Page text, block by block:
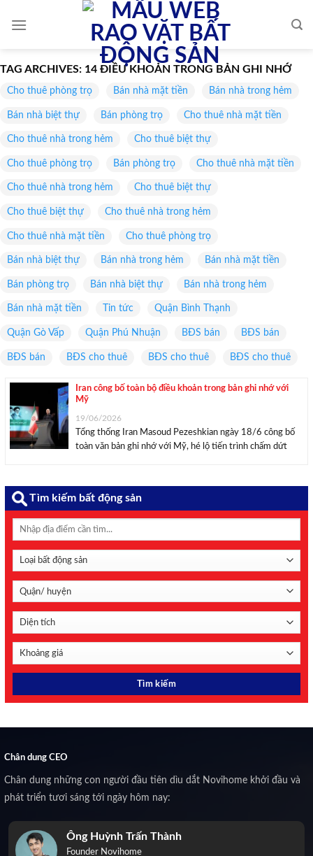
TAG ARCHIVES: 14 ĐIỀU KHOẢN TRONG BẢN GHI NHỚ
Cho thuê phòng trọ Bán nhà mặt tiền Bán nhà trong hẻm
Bán nhà biệt thự Bán phòng trọ Cho thuê nhà mặt tiền
Cho thuê nhà trong hẻm Cho thuê biệt thự
Cho thuê phòng trọ Bán phòng trọ Cho thuê nhà mặt tiền
Cho thuê nhà trong hẻm Cho thuê biệt thự
Cho thuê biệt thự Cho thuê nhà trong hẻm
Cho thuê nhà mặt tiền Cho thuê phòng trọ
Bán nhà biệt thự Bán nhà trong hẻm Bán nhà mặt tiền
Bán phòng trọ Bán nhà biệt thự Bán nhà trong hẻm
Bán nhà mặt tiền Tin tức Quận Bình Thạnh
Quận Gò Vấp Quận Phú Nhuận BĐS bán BĐS bán
BĐS bán BĐS cho thuê BĐS cho thuê BĐS cho thuê
Iran công bố toàn bộ điều khoản trong bản ghi nhớ với
Mỹ
19/06/2026
Tổng thống Iran Masoud Pezeshkian ngày 18/6 công bố
toàn văn bản ghi nhớ với Mỹ, hé lộ tiến trình chấm dứt
Tìm kiếm bất động sản
Chân dung CEO
Chân dung những con người đầu tiên dìu dắt Novihome khởi đầu và
phát triển tươi sáng tới ngày hôm nay:
Ông Huỳnh Trấn Thành
Founder Novihome